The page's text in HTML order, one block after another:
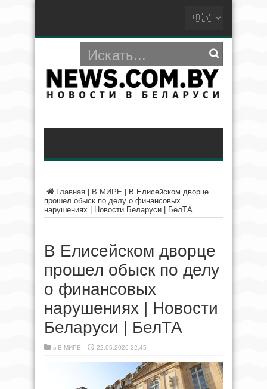
Главная В МИРЕ
В Елисейском дворце
прошел обыск по делу о финансовых
нарушениях | Новости Беларуси | БелТА
В Елисейском дворце
прошел обыск по делу
о финансовых
нарушениях | Новости
Беларуси | БелТА
в В МИРЕ 22.05.2026 22:45